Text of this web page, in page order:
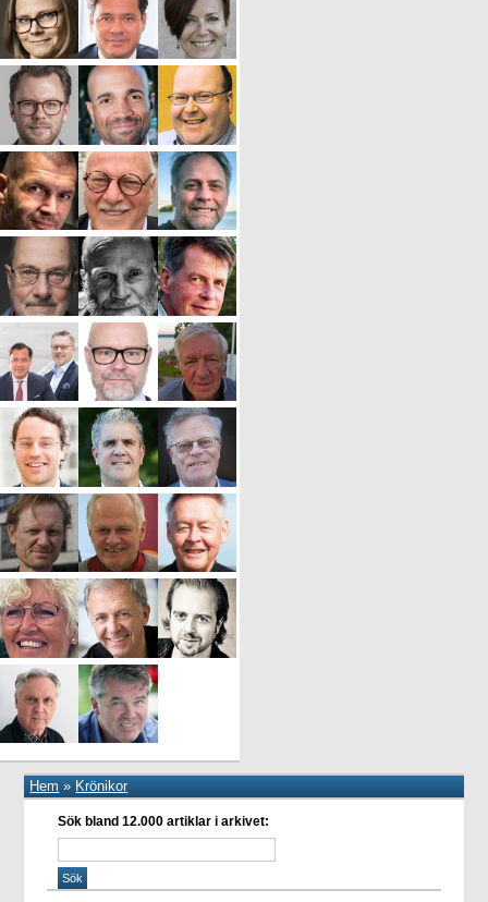
Hem » Krönikor
Sök bland 12.000 artiklar i arkivet: